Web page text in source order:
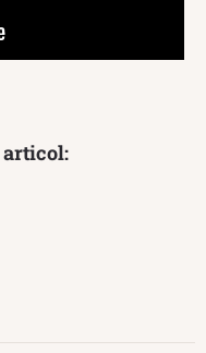
articol: